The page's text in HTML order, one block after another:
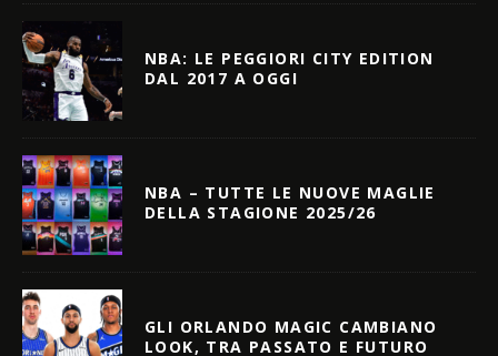
NBA: LE PEGGIORI CITY EDITION
DAL 2017 A OGGI
NBA – TUTTE LE NUOVE MAGLIE
DELLA STAGIONE 2025/26
GLI ORLANDO MAGIC CAMBIANO
LOOK, TRA PASSATO E FUTURO